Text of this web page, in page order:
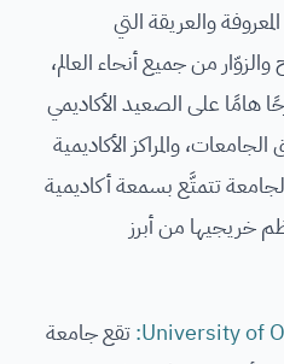
والعريقة التي
من جميع أنحاء العالم،
على الصعيد الأكاديمي
والمراكز الأكاديمية
تتمتَّع بسمعة أكاديمية
خريجيها من أبرز
تقع جامعة